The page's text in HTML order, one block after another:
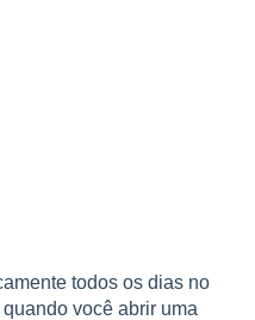
todos os dias no
você abrir uma